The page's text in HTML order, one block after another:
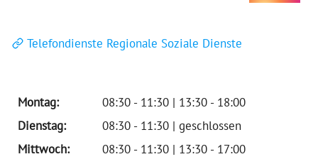
Telefondienste Regionale Soziale Dienste
Montag:
08:30 - 11:30 | 13:30 - 18:00
Dienstag:
08:30 - 11:30 | geschlossen
Mittwoch:
08:30 - 11:30 | 13:30 - 17:00